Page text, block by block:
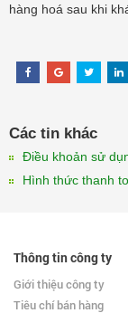
hàng hoá sau khi
Các tin khác
Điều khoản sử
Hình thức thanh
Thông tin công ty
Giới thiệu công ty
Tiêu chí bán hàng